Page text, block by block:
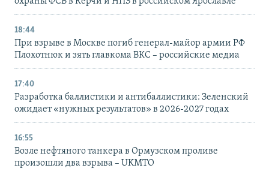
18:44
При взрыве в Москве погиб генерал-майор армии РФ
Плохотнюк и зять главкома ВКС – российские медиа
17:40
Разработка баллистики и антибаллистики: Зеленский
ожидает «нужных результатов» в 2026-2027 годах
16:55
Возле нефтяного танкера в Ормузском проливе
произошли два взрыва – UKMTO